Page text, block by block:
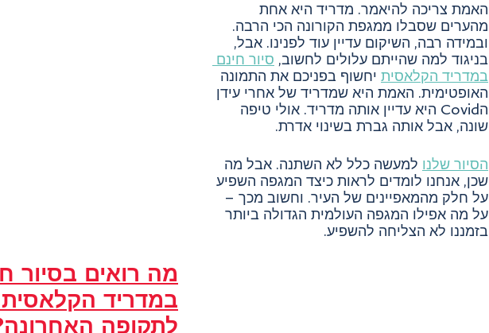
האמת צריכה להיאמר. מדריד היא אחת
מהערים שסבלו ממגפת הקורונה הכי הרבה.
ובמידה רבה, השיקום עדיין עוד לפנינו. אבל,
בניגוד למה שהייתם עלולים לחשוב, סיור חינם
במדריד הקלאסית יחשוף בפניכם את התמונה
האופטימית. האמת היא שמדריד של אחרי עידן
הCovid היא עדיין אותה מדריד. אולי טיפה
שונה, אבל אותה גברת בשינוי אדרת.
הסיור שלנו למעשה כלל לא השתנה. אבל מה
שכן, אנחנו לומדים לראות כיצד המגפה השפיע
על חלק מהמאפיינים של העיר. וחשוב מכך –
על מה אפילו המגפה העולמית הגדולה ביותר
בזמננו לא הצליחה להשפיע.
מה רואים בסיור
במדריד
לתקופה